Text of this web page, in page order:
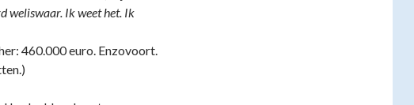
weliswaar. Ik weet het. Ik
460.000 euro. Enzovoort.